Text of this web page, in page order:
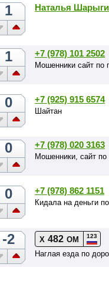
1 Наталья
1 +7 (978) 101 2502
Мошенники сайт по
0 +7 (925) 915 6574
Шайтан
0 +7 (978) 020 3163
Мошенники, сайт
0 +7 (978) 862 1151
Кидала на деньги
-2 Х 482 ОМ 123
Наглая езда по